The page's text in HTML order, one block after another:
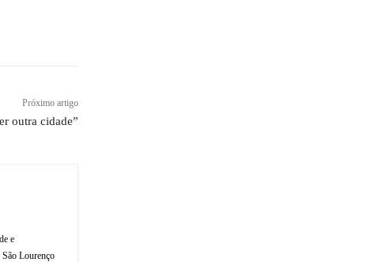
Próximo artigo
outra cidade”
e
São Lourenço